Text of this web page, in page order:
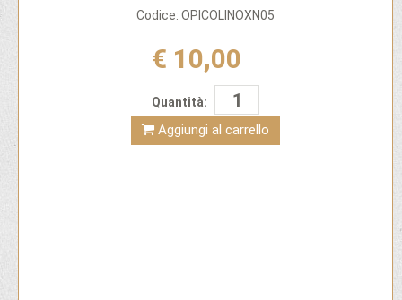
Codice: OPICOLINOXN05
€ 10,00
Quantità:
Aggiungi al carrello